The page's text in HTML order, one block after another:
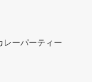
ーパーティー